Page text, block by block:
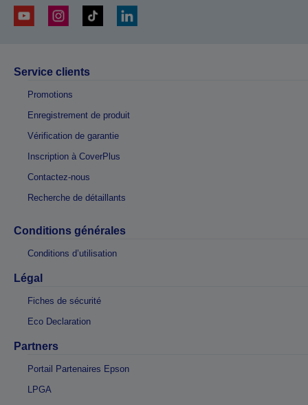
Service clients
Promotions
Enregistrement de produit
Vérification de garantie
Inscription à CoverPlus
Contactez-nous
Recherche de détaillants
Conditions générales
Conditions d’utilisation
Légal
Fiches de sécurité
Eco Declaration
Partners
Portail Partenaires Epson
LPGA